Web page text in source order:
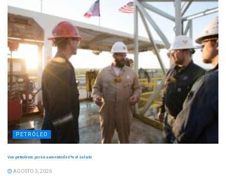
PETRÓLEO
Van petroleros por un aumento de 8 % al salario
AGOSTO 3, 2026